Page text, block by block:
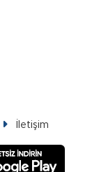
İletişim